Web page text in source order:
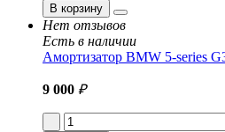
В корзину
Нет отзывов
Есть в наличии
Амортизатор BMW 5-series
9 000 ₽